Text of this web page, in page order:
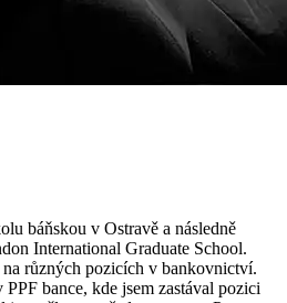
báňskou v Ostravě a následně
International Graduate School.
různých pozicích v bankovnictví.
bance, kde jsem zastával pozici